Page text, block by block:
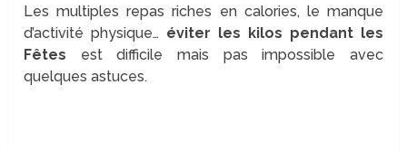
Les multiples repas riches en calories, le manque
d’activité physique… éviter les kilos pendant les
Fêtes est difficile mais pas impossible avec
quelques astuces.